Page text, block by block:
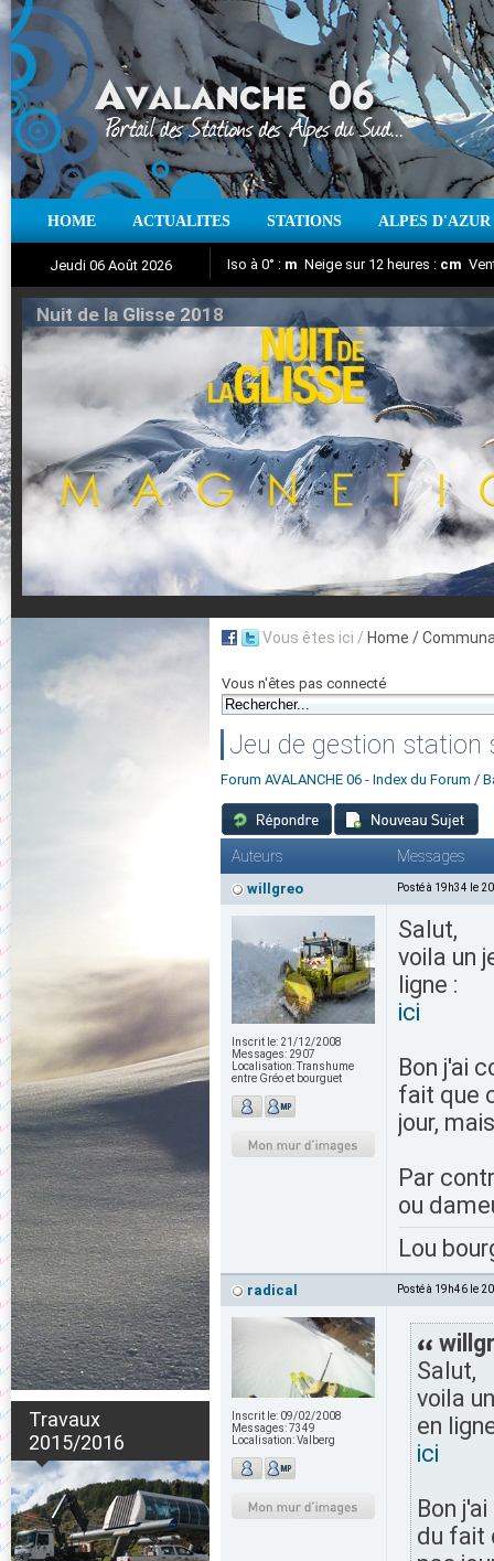
HOME ACTUALITES STATIONS ALPES D'AZUR
Jeudi 06 Août 2026
Aujourd'hui : T° Min : °C T° Max :°C
Iso à 0° : m Neige sur 12 heures : cm
Suivez en direct l'actualité des stations
Nuit de la Glisse 2018
Travaux
2015/2016
Vous êtes ici / Home /
Vous n'êtes pas connecté
Jeu de gestion station
Forum AVALANCHE 06 - Index du Forum /
Auteurs Messages
willgreo Posté à 19h34 le
Inscrit le: 21/12/2008
Messages: 2907
Localisation:Transhume
entre Gréo et bourguet
Salut,
voila un
ligne :
ici
Bon j'ai
fait que
jour,
Par
ou
Lou
radical Posté à 19h46 le
Inscrit le: 09/02/2008
Messages:7349
Localisation:Valberg
Salut,
voila
en
ici
Bon
du fait